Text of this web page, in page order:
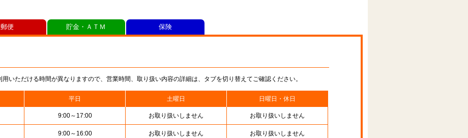
いただける時間が異なりますので、営業時間、取り扱い内容の詳細は、タブを切り替えてご確認ください。
平日 土曜日 日曜日・休日
9:00～17:00 お取り扱いしません お取り扱いしません
9:00～16:00 お取り扱いしません お取り扱いしません
郵便 貯金・ＡＴＭ 保険